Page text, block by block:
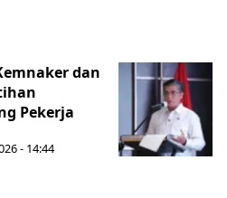
dan
Pekerja
- 14:44